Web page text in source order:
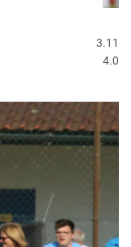
3.11
4.0